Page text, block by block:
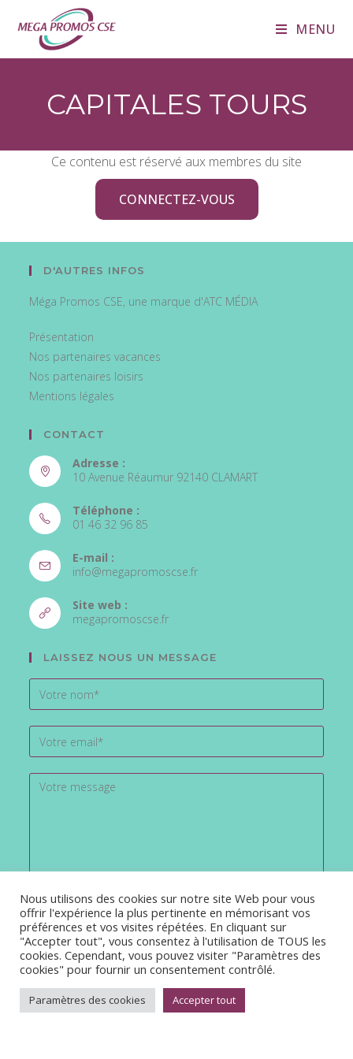
MENU
CAPITALES TOURS
Ce contenu est réservé aux membres du site
CONNECTEZ-VOUS
D'AUTRES INFOS
Méga Promos CSE, une marque d'ATC MÉDIA
Présentation
Nos partenaires vacances
Nos partenaires loisirs
Mentions légales
CONTACT
Adresse :
10 Avenue Réaumur 92140 CLAMART
Téléphone :
01 46 32 96 85
E-mail :
info@megapromoscse.fr
Site web :
megapromoscse.fr
LAISSEZ NOUS UN MESSAGE
Nous utilisons des cookies sur notre site Web pour vous
offrir l'expérience la plus pertinente en mémorisant vos
préférences et vos visites répétées. En cliquant sur
"Accepter tout", vous consentez à l'utilisation de TOUS les
cookies. Cependant, vous pouvez visiter "Paramètres des
cookies" pour fournir un consentement contrôlé.
Paramètres des cookies Accepter tout